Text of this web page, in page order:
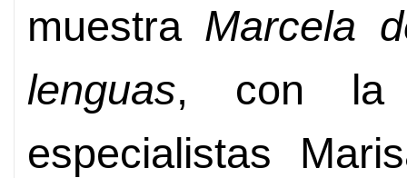
muestra Marcela
lenguas, con la
especialistas